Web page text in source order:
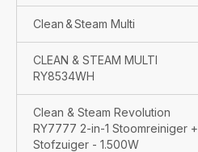
Clean & Steam Multi
CLEAN & STEAM MULTI
RY8534WH
Clean & Steam Revolution
RY7777 2-in-1 Stoomreiniger +
Stofzuiger - 1.500W